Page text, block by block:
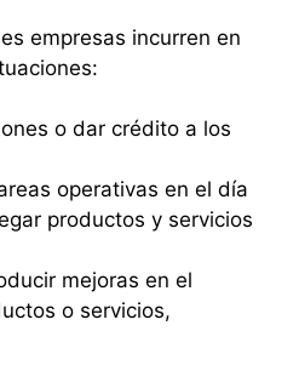
empresas incurren en
o dar crédito a los
operativas en el día
productos y servicios
mejoras en el
o servicios,